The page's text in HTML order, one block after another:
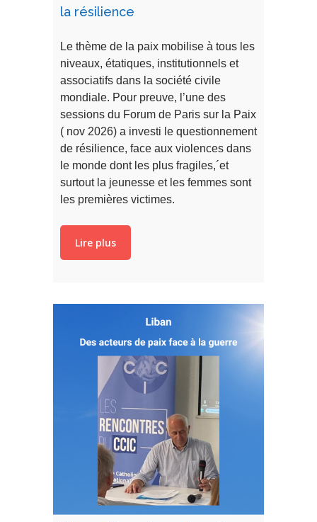
la résilience
Le thème de la paix mobilise à tous les
niveaux, étatiques, institutionnels et
associatifs dans la société civile
mondiale. Pour preuve, l’une des
sessions du Forum de Paris sur la Paix
( nov 2026) a investi le questionnement
de résilience, face aux violences dans
le monde dont les plus fragiles,´et
surtout la jeunesse et les femmes sont
les premières victimes.
Lire plus